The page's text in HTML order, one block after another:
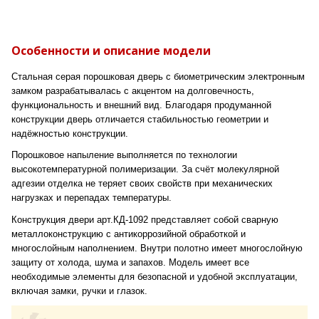
Особенности и описание модели
Стальная серая порошковая дверь с биометрическим электронным
замком разрабатывалась с акцентом на долговечность,
функциональность и внешний вид. Благодаря продуманной
конструкции дверь отличается стабильностью геометрии и
надёжностью конструкции.
Порошковое напыление выполняется по технологии
высокотемпературной полимеризации. За счёт молекулярной
адгезии отделка не теряет своих свойств при механических
нагрузках и перепадах температуры.
Конструкция двери арт.КД-1092 представляет собой сварную
металлоконструкцию с антикоррозийной обработкой и
многослойным наполнением. Внутри полотно имеет многослойную
защиту от холода, шума и запахов. Модель имеет все
необходимые элементы для безопасной и удобной эксплуатации,
включая замки, ручки и глазок.